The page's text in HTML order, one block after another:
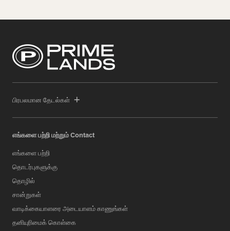
பிரபலமான தேடல்கள்
எங்களை பற்றி மற்றும் Contact
எங்களை பற்றி
தொடர்புகளுக்கு
தொழில்
சான்றுகள்
வாடிக்கையாளரை அடையாளம் காணுங்கள்
தனியுரிமைக் கொள்கை